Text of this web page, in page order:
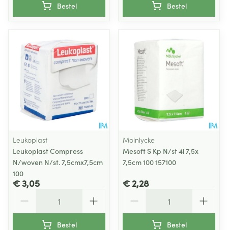
Bestel Bestel
Leukoplast
Leukoplast Compress
N/woven N/st. 7,5cmx7,5cm
100
€ 3,05
Bestel
Molnlycke
Mesoft S Kp N/st 4l 7,5x
7,5cm 100 157100
€ 2,28
Bestel